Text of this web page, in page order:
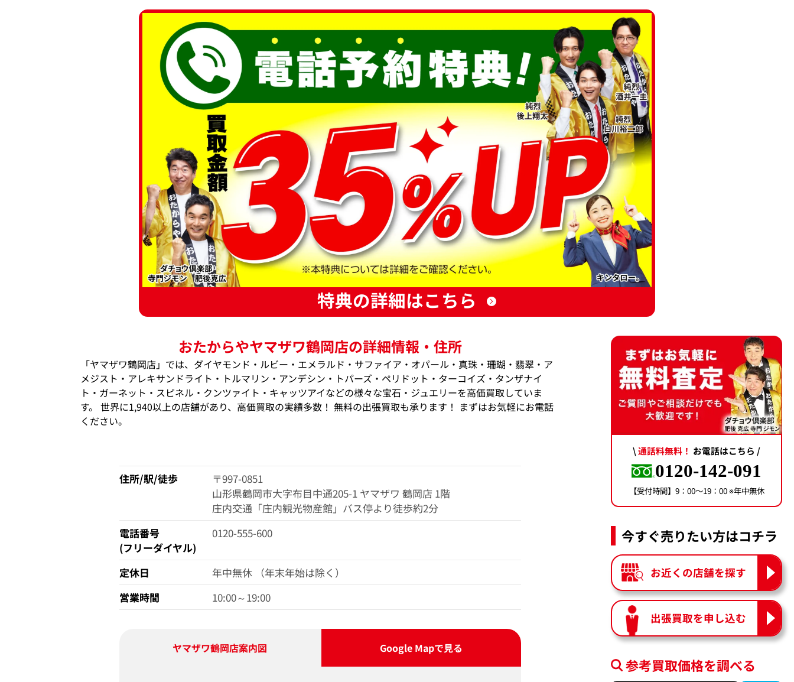
特典の詳細はこちら
おたからやヤマザワ鶴岡店の詳細情報・住所
「ヤマザワ鶴岡店」では、ダイヤモンド・ルビー・エメラルド・サファイア・オパール・真珠・珊瑚・翡翠・ア
メジスト・アレキサンドライト・トルマリン・アンデシン・トパーズ・ペリドット・ターコイズ・タンザナイ
ト・ガーネット・スピネル・クンツァイト・キャッツアイなどの様々な宝石・ジュエリーを高価買取していま
す。 世界に1,940以上の店舗があり、高価買取の実績多数！ 無料の出張買取も承ります！ まずはお気軽にお電話
ください。
住所/駅/徒歩
〒997-0851
山形県鶴岡市大字布目中通205-1 ヤマザワ 鶴岡店 1階
庄内交通「庄内観光物産館」バス停より徒歩約2分
電話番号
(フリーダイヤル)
0120-555-600
定休日
年中無休 （年末年始は除く）
営業時間
10:00～19:00
ヤマザワ鶴岡店案内図 Google Mapで見る
\通話料無料！ お電話はこちら /
0120-142-091
【受付時間】9：00〜19：00 ※年中無休
今すぐ売りたい方はコチラ
お近くの店舗を探す
出張買取を申し込む
参考買取価格を調べる